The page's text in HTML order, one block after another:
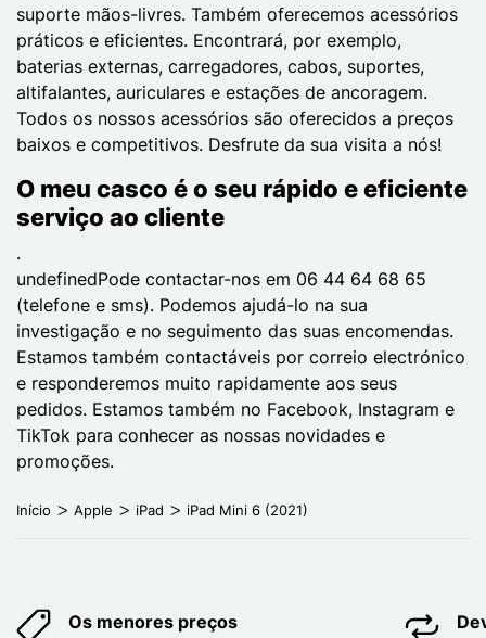
suporte mãos-livres. Também oferecemos acessórios
práticos e eficientes. Encontrará, por exemplo,
baterias externas, carregadores, cabos, suportes,
altifalantes, auriculares e estações de ancoragem.
Todos os nossos acessórios são oferecidos a preços
baixos e competitivos. Desfrute da sua visita a nós!
O meu casco é o seu rápido e eficiente
serviço ao cliente
.
undefinedPode contactar-nos em 06 44 64 68 65
(telefone e sms). Podemos ajudá-lo na sua
investigação e no seguimento das suas encomendas.
Estamos também contactáveis por correio electrónico
e responderemos muito rapidamente aos seus
pedidos. Estamos também no Facebook, Instagram e
TikTok para conhecer as nossas novidades e
promoções.
Início Apple iPad iPad Mini 6 (2021)
Os menores preços